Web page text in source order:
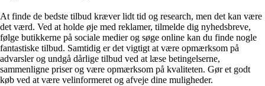
At finde de bedste tilbud kræver lidt tid og research, men det kan være
det værd. Ved at holde øje med reklamer, tilmelde dig nyhedsbreve,
følge butikkerne på sociale medier og søge online kan du finde nogle
fantastiske tilbud. Samtidig er det vigtigt at være opmærksom på
advarsler og undgå dårlige tilbud ved at læse betingelserne,
sammenligne priser og være opmærksom på kvaliteten. Gør et godt
køb ved at være velinformeret og afveje dine muligheder.